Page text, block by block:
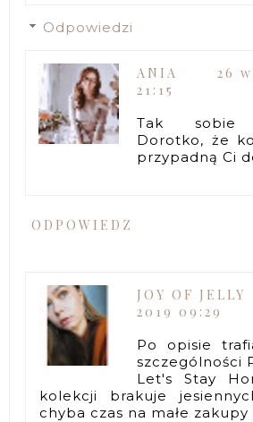
Odpowiedzi
ANIA
26
21:15
Tak sobie
Dorotko, że
przypadną Ci
ODPOWIEDZ
JOY OF JELLY
2019 09:29
Po opisie
szczególności
Let's Stay
kolekcji brakuje
chyba czas na małe zakupy